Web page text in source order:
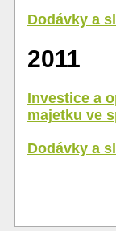
Dodávky a
2011
Investice a
majetku ve
Dodávky a